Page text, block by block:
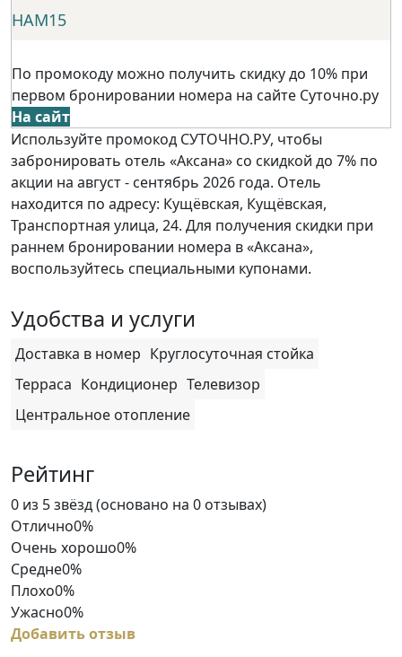
НАМ15
По промокоду можно получить скидку до 10% при
первом бронировании номера на сайте Суточно.ру
На сайт
Используйте промокод СУТОЧНО.РУ, чтобы
забронировать отель «Аксана» со скидкой до 7% по
акции на август - сентябрь 2026 года. Отель
находится по адресу: Кущёвская, Кущёвская,
Транспортная улица, 24. Для получения скидки при
раннем бронировании номера в «Аксана»,
воспользуйтесь специальными купонами.
Удобства и услуги
Доставка в номер Круглосуточная стойка
Терраса Кондиционер Телевизор
Центральное отопление
Рейтинг
Rated
0
out
of
5
0 из 5 звёзд (основано на 0 отзывах)
Отлично0%
Очень хорошо0%
Средне0%
Плохо0%
Ужасно0%
Добавить отзыв